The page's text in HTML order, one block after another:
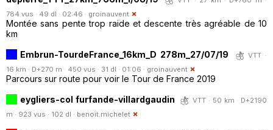
784 vus · 49 dl · 02:46 · groinauvent
Montée sans pente trop raide et descente très agréable de 10
km
Embrun-TourdeFrance_16km_D 278m_27/07/19
VTT ·
16 km · D+270 m · 450 vus · 31 dl · 01:06 · groinauvent
Parcours sur route pour voir le Tour de France 2019
eygliers-col furfande-villardgaudin
VTT · 50 km · D+2190
m · 923 vus · 102 dl · benoit.michelet